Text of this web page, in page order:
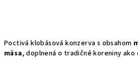
Poctivá klobásová konzerva s obsahom
mäsa, doplnená o tradičné koreniny ako